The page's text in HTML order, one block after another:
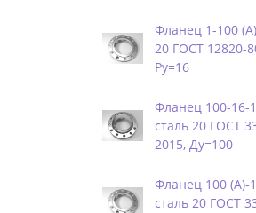
Фланец 1-100
20 ГОСТ 12820-
Ру=16
Фланец 100-16-
сталь 20 ГОСТ
2015, Ду=100
Фланец 100 (А)-
сталь 20 ГОСТ